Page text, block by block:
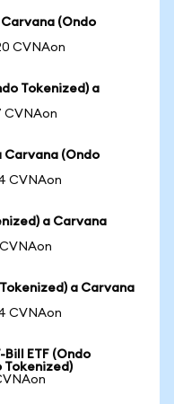
(Ondo
CVNAon
Tokenized) a
CVNAon
Carvana (Ondo
CVNAon
a Carvana
CVNAon
a Carvana
CVNAon
Bill ETF (Ondo
Tokenized)